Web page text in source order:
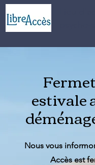
estivale
Nous vous
Accès est